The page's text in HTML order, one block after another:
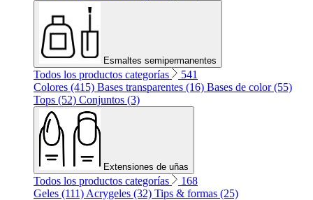
Esmaltes semipermanentes
Todos los productos categorías
541
Colores (415) Bases transparentes (16) Bases de color (55)
Tops (52) Conjuntos (3)
Extensiones de uñas
Todos los productos categorías
168
Geles (111) Acrygeles (32) Tips & formas (25)